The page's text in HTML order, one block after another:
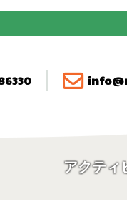
アクティ
状況・ご予約